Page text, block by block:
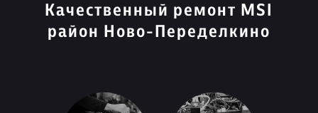
Качественный ремонт MSI
район Ново-Переделкино